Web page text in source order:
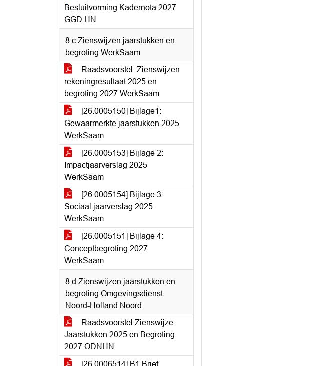
Besluitvorming Kadernota 2027
GGD HN
8.c Zienswijzen jaarstukken en
begroting WerkSaam
Raadsvoorstel: Zienswijzen
rekeningresultaat 2025 en
begroting 2027 WerkSaam
[26.0005150] Bijlage1:
Gewaarmerkte jaarstukken 2025
WerkSaam
[26.0005153] Bijlage 2:
Impactjaarverslag 2025
WerkSaam
[26.0005154] Bijlage 3:
Sociaal jaarverslag 2025
WerkSaam
[26.0005151] Bijlage 4:
Conceptbegroting 2027
WerkSaam
8.d Zienswijzen jaarstukken en
begroting Omgevingsdienst
Noord-Holland Noord
Raadsvoorstel Zienswijze
Jaarstukken 2025 en Begroting
2027 ODNHN
[26.0006514] B1 Brief